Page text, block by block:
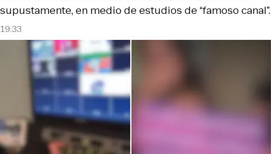
19:33
supustamente, en medio de estudios de “famoso canal”.